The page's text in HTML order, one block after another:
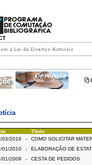
Título
03/2016
-
COMO SOLICITAR
01/2010
-
ELABORAÇÃO DE
01/2008
-
CESTA DE PEDIDOS